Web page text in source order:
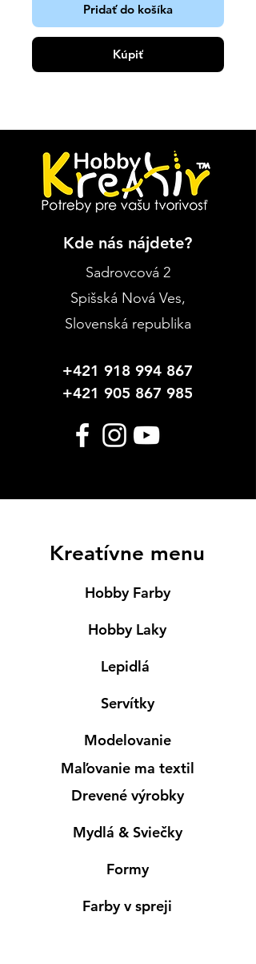
Pridať do košíka
Kúpiť
Kde nás nájdete?
Sadrovcová 2
Spišská Nová Ves,
Slovenská republika
+421 918 994 867
+421 905 867 985
Kreatívne menu
Hobby Farby
Hobby Laky
Lepidlá
Servítky
Modelovanie
Maľovanie ma textil
Drevené výrobky
Mydlá & Sviečky
Formy
Farby v spreji